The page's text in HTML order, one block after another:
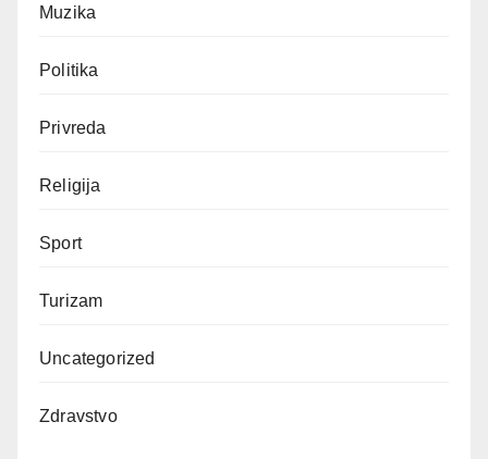
Muzika
Politika
Privreda
Religija
Sport
Turizam
Uncategorized
Zdravstvo